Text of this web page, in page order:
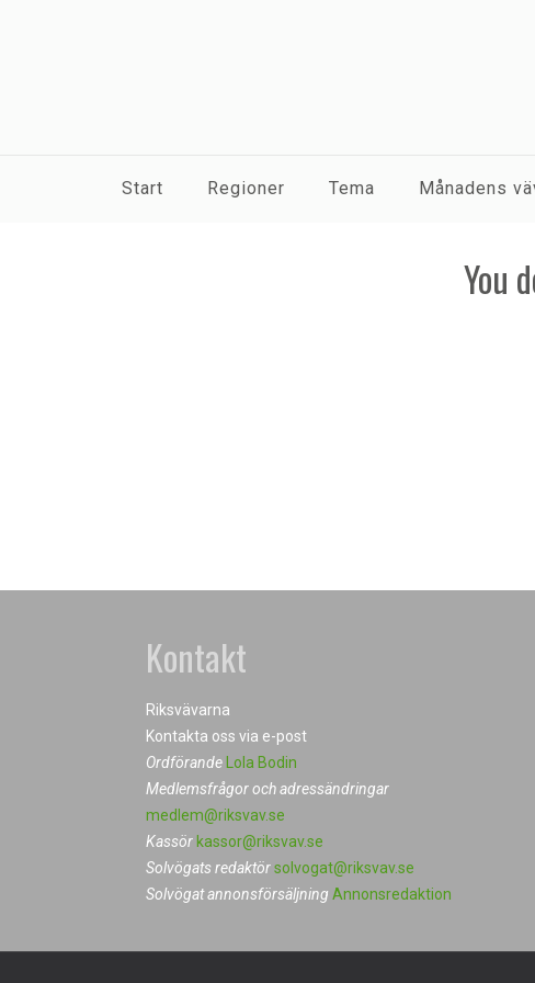
Start Regioner Tema Månadens
You
Kontakt
Riksvävarna
Kontakta oss via e-post
Ordförande
Lola Bodin
Medlemsfrågor och adressändringar
medlem@riksvav.se
Kassör kassor@riksvav.se
Solvögats redaktörsolvogat@riksvav.se
Solvögat annonsförsäljning Annonsredaktion